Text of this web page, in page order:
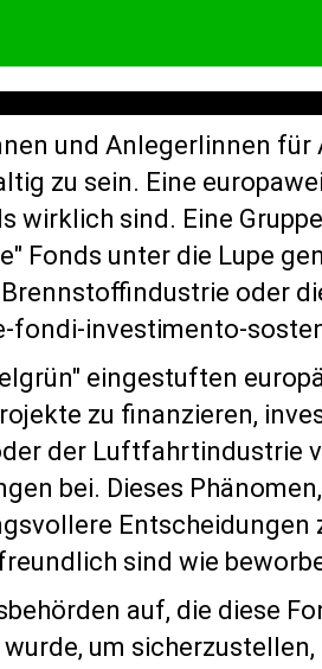
und AnlegerIinnen
zu sein. Eine
wirklich sind. Eine
Fonds unter die Lupe
oder
fondi-investimento-
eingestuften
zu finanzieren,
der Luftfahrtindustrie
bei. Dieses
Entscheidungen
sind wie
auf, die diese
um sicherzustellen,